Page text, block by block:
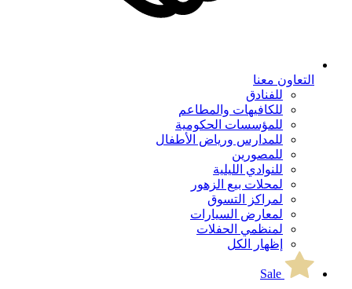
التعاون معنا
للفنادق
للكافيهات والمطاعم
للمؤسسات الحكومية
للمدارس ورياض الأطفال
للمصورين
للنوادي الليلية
لمحلات بيع الزهور
لمراكز التسوق
لمعارض السيارات
لمنظمي الحفلات
إظهار الكل